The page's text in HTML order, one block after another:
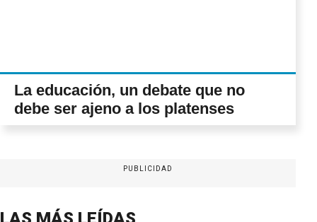
La educación, un debate que no
debe ser ajeno a los platenses
PUBLICIDAD